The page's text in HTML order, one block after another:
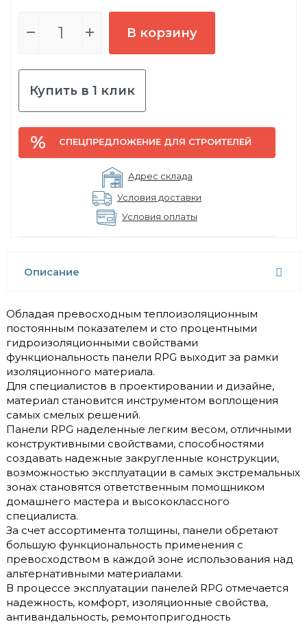
В корзину
Купить в 1 клик
СПЕЦПРЕДЛОЖЕНИЕ ДЛЯ СТРОИТЕЛЕЙ
Адрес склада
Условия доставки
Условия оплаты
Описание
Обладая превосходным теплоизоляционным
постоянным показателем и сто процентными
гидроизоляционными свойствами
функциональность панели RPG выходит за рамки
изоляционного материала.
Для специалистов в проектировании и дизайне,
материал становится инструментом воплощения
самых смелых решений.
Панели RPG наделенные легким весом, отличными
конструктивными свойствами, способностями
создавать надежные закругленные конструкции,
возможностью эксплуатации в самых экстремальных
зонах становятся ответственным помощником
домашнего мастера и высококлассного
специалиста.
За счет ассортимента толщины, панели обретают
большую функциональность применения с
превосходством в каждой зоне использования над
альтернативными материалами.
В процессе эксплуатации панелей RPG отмечается
надежность, комфорт, изоляционные свойства,
антивандальность, ремонтопригодность